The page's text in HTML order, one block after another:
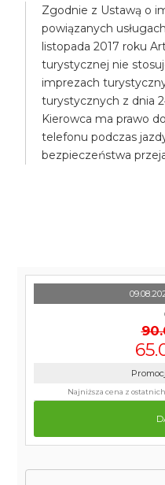
Zgodnie z Ustawą o
powiązanych
listopada 2017 roku
turystycznej nie
imprezach
turystycznych z dnia
Kierowca ma prawo
telefonu podczas
bezpieczeństwa
Najniższa cena z